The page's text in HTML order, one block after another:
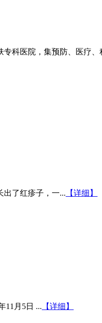
科医院，集预防、医疗
出了红疹子，一... 【详细】
11月5日 ... 【详细】